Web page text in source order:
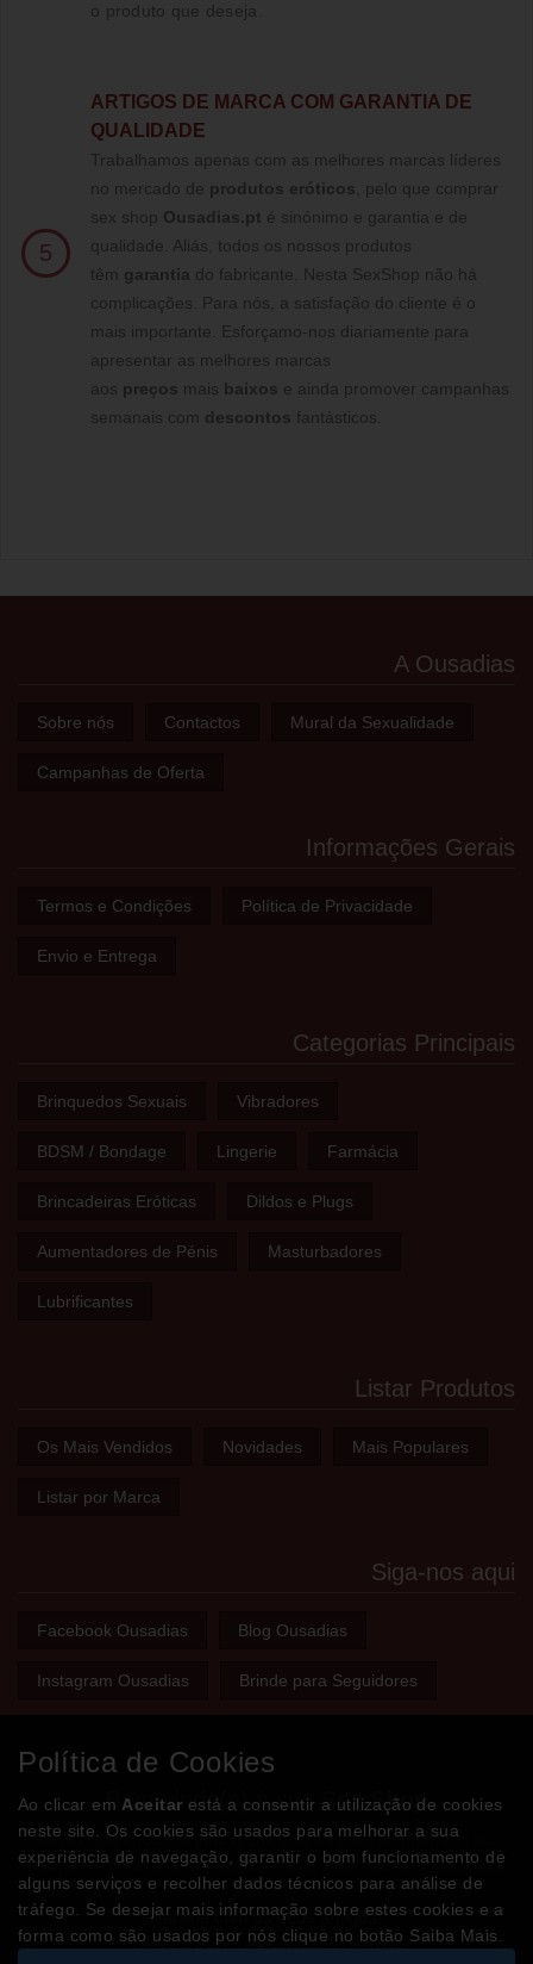
o produto que deseja.
5
ARTIGOS DE MARCA COM GARANTIA DE
QUALIDADE
Trabalhamos apenas com as melhores marcas líderes
no mercado de produtos eróticos , pelo que comprar
sex shop Ousadias.pt é sinónimo e garantia e de
qualidade. Aliás, todos os nossos produtos
têm garantia do fabricante. Nesta SexShop não há
complicações. Para nós, a satisfação do cliente é o
mais importante. Esforçamo-nos diariamente para
apresentar as melhores marcas
aos preços mais baixos e ainda promover campanhas
semanais com descontos fantásticos.
A Ousadias
Sobre nós Contactos Mural da Sexualidade
Campanhas de Oferta
Informações Gerais
Termos e Condições Política de Privacidade
Envio e Entrega
Categorias Principais
Brinquedos Sexuais Vibradores
BDSM / Bondage Lingerie Farmácia
Brincadeiras Eróticas Dildos e Plugs
Aumentadores de Pénis Masturbadores
Lubrificantes
Listar Produtos
Os Mais Vendidos Novidades Mais Populares
Listar por Marca
Siga-nos aqui
Facebook Ousadias Blog Ousadias
Instagram Ousadias Brinde para Seguidores
Bem-vindo(a) à sua Sex Shop
A loja onde encontra tudo o que precisa para apimentar a sua
relação e tornar o sexo mais divertido, interessante e excitante!
Partilhe com os seus amigos!
Política de Cookies
Ao clicar em Aceitar está a consentir a utilização de cookies
neste site. Os cookies são usados para melhorar a sua
experiência de navegação, garantir o bom funcionamento de
alguns serviços e recolher dados técnicos para análise de
tráfego. Se desejar mais informação sobre estes cookies e a
forma como são usados por nós clique no botão Saiba Mais.